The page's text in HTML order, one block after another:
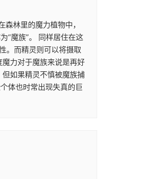
林里的魔力植物中，
“魔族”。 同样居住在这
。而精灵则可以将摄取
力对于魔族来说是再好
如果精灵不慎被魔族捕
体也时常出现失真的巨